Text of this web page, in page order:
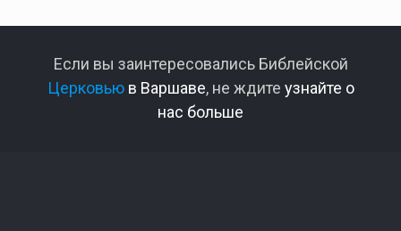
Если вы заинтересовались Библейской
Церковью в Варшаве, не ждите узнайте о
нас больше